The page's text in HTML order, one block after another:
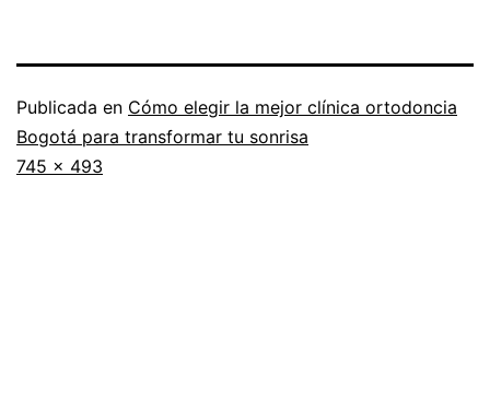
Publicada en Cómo elegir la mejor clínica ortodoncia
Bogotá para transformar tu sonrisa
Tamaño
745 × 493